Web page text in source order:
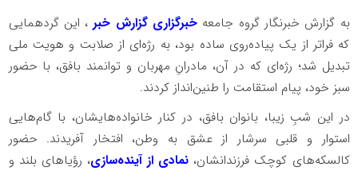
به گزارش خبرنگار گروه جامعه خبرگزاری گزارش خبر ، این گردهمایی
که فراتر از یک پیاده‌روی ساده بود، به رژه‌ای از صلابت و هویت ملی
تبدیل شد؛ رژه‌ای که در آن، مادرانِ مهربان و توانمند بافق، با حضور
سبز خود، پیام استقامت را طنین‌انداز کردند.
در این شبِ زیبا، بانوان بافق، در کنار خانواده‌هایشان، با گام‌هایی
استوار و قلبی سرشار از عشق به وطن، افتخار آفریدند. حضور
کالسکه‌های کوچک فرزندانشان، نمادی از آینده‌سازی، رؤیاهای بلند و